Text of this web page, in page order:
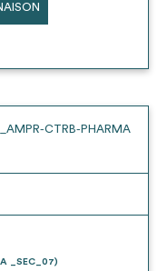
CTRB-PHARMA
_SEC_07)